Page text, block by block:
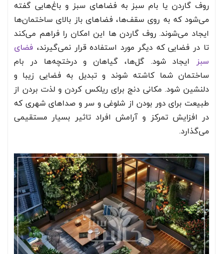
روف گاردن یا بام سبز به فضاهای سبز و باغ‌هایی گفته
می‌شود که به روی سقف‌ها، فضاهای باز بالای ساختمان‌ها
ایجاد می‌شوند. روف گاردن ها این امکان را فراهم می‌کند
تا در فضایی که دیگر مورد استفاده قرار نمی‌گیرند، فضای
سبز ایجاد شود. گل‌ها، گیاهان و درختچه‌ها در بام
ساختمان شما کاشته شوند و تبدیل به فضایی زیبا و
دلنشین شود. مکانی دنج برای ریلکس کردن و لذت بردن از
طبیعت برای دور بودن از شلوغی و سر و صداهای شهری که
در افزایش تمرکز و آرامش افراد تاثیر بسیار مستقیمی
می‌گذارد.